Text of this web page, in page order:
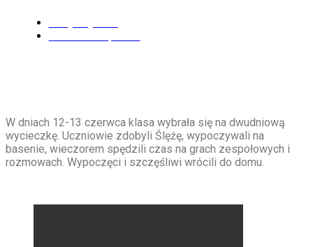
W dniach 12-13 czerwca klasa wybrała się na dwudniową
wycieczkę. Uczniowie zdobyli Ślężę, wypoczywali na
basenie, wieczorem spędzili czas na grach zespołowych i
rozmowach. Wypoczęci i szczęśliwi wrócili do domu.